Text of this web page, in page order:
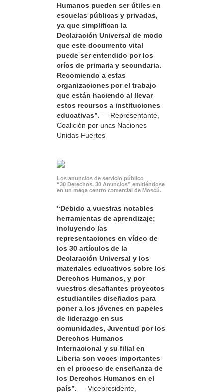
Humanos pueden ser útiles en
escuelas públicas y privadas,
ya que simplifican la
Declaración Universal de modo
que este documento vital
puede ser entendido por los
críos de primaria y secundaria.
Recomiendo a estas
organizaciones por el trabajo
que están haciendo al llevar
estos recursos a instituciones
educativas”. — Representante,
Coalición por unas Naciones
Unidas Fuertes
Los anuncios de servicio público
“30 Derechos, 30 Anuncios” emitiéndose
en un mega centro comercial de Moscú.
“Debido a vuestras notables
herramientas de aprendizaje;
incluyendo las
representaciones en vídeo de
los 30 artículos de la
Declaración Universal y los
materiales educativos sobre los
Derechos Humanos, y por
vuestros desafiantes proyectos
estudiantiles diseñados para
poner a los jóvenes en papeles
de liderazgo en sus
comunidades, Juventud por los
Derechos Humanos
Internacional y su filial en
Liberia son voces importantes
en el proceso de enseñanza de
los Derechos Humanos en el
país”. — Vicepresidente,